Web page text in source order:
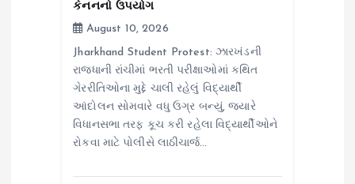
કેનનનો ઉપયોગ
August 10, 2026
Jharkhand Student Protest: ઝારખંડની
રાજધાની રાંચીમાં ભરતી પરીક્ષાઓમાં કથિત
ગેરરીતિઓના મુદ્દે ચાલી રહેલું વિદ્યાર્થી
આંદોલન સોમવારે વધુ ઉગ્ર બન્યું, જ્યારે
વિધાનસભા તરફ કૂચ કરી રહેલા વિદ્યાર્થીઓને
રોકવા માટે પોલીસે લાઠીચાર્જ…